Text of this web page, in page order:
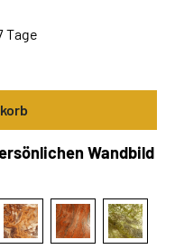
Tage
Wandbild